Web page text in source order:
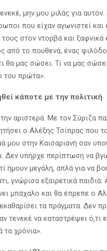
μην μου μιλάς για αυτόν.
που είχαν αγωνιστεί και
στον ντορβά και ξαφνικά
από το πουθενά, ένας
θα μας σώσει. Τι να μας
του πρώτα».
κάποτε με την πολιτική
αριστερά. Με τον Σύριζα
ο Αλέξης Τσίπρας που
μου στην Καισαριανή σαν
Δεν υπήρχε περίπτωση να
ήμουν μεγάλη, απλά για να
γνώρισα εξαιρετικά
μπάχαλο και θα έπρεπε ο
τα πράγματα. Δεν
τενεκέ να καταστρέψει ό,τι
τα χρόνια».